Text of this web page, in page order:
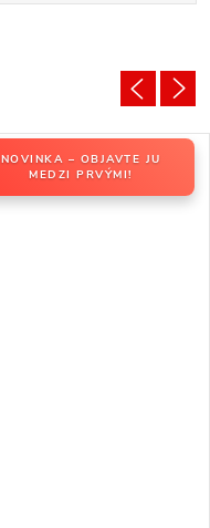
NOVINKA – OBJAVTE JU
MEDZI PRVÝMI!